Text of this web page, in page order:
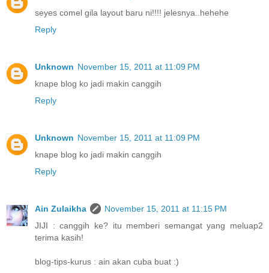
seyes comel gila layout baru ni!!!! jelesnya..hehehe
Reply
Unknown November 15, 2011 at 11:09 PM
knape blog ko jadi makin canggih
Reply
Unknown November 15, 2011 at 11:09 PM
knape blog ko jadi makin canggih
Reply
Ain Zulaikha
November 15, 2011 at 11:15 PM
JIJI : canggih ke? itu memberi semangat yang meluap2
terima kasih!
blog-tips-kurus : ain akan cuba buat :)